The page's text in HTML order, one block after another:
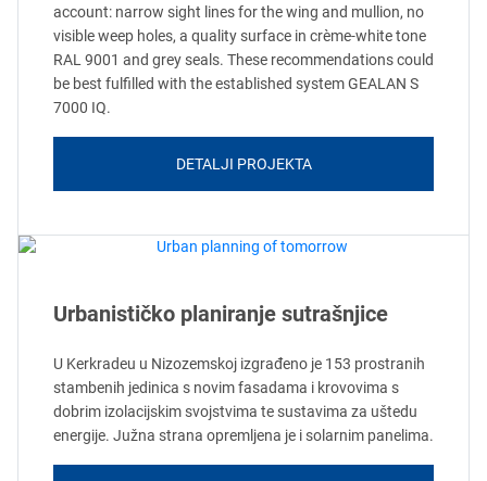
account: narrow sight lines for the wing and mullion, no
visible weep holes, a quality surface in crème-white tone
RAL 9001 and grey seals. These recommendations could
be best fulfilled with the established system GEALAN S
7000 IQ.
DETALJI PROJEKTA
Urbanističko planiranje sutrašnjice
U Kerkradeu u Nizozemskoj izgrađeno je 153 prostranih
stambenih jedinica s novim fasadama i krovovima s
dobrim izolacijskim svojstvima te sustavima za uštedu
energije. Južna strana opremljena je i solarnim panelima.